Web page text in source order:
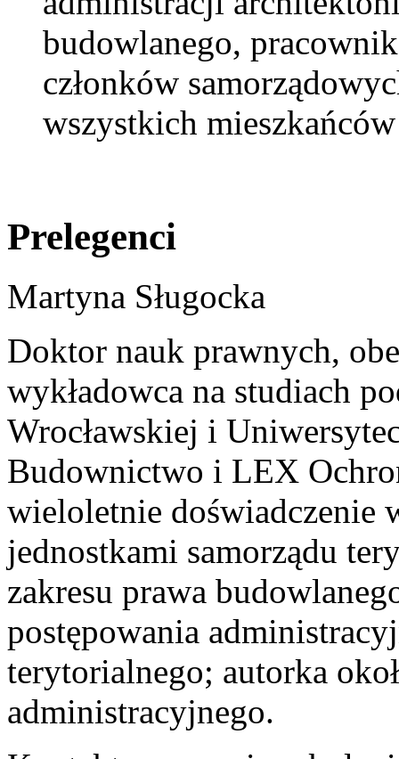
budowlanego,
członków
wszystkich
Prelegenci
Martyna Sługocka
Doktor nauk prawnych,
wykładowca na studiach
Wrocławskiej i
Budownictwo i LEX
wieloletnie doświadczenie
jednostkami samorządu
zakresu prawa
postępowania
terytorialnego; autorka
administracyjnego.